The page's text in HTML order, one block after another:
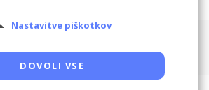
Nastavitve piškotkov
DOVOLI VSE